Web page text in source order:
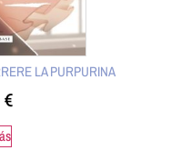
LA PURPURINA
€